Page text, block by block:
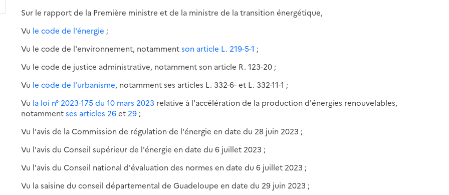
Sur le rapport de la Première ministre et de la ministre de la transition énergétique,
Vu le code de l'énergie ;
Vu le code de l'environnement, notammentson article L. 219-5-1 ;
Vu le code de justice administrative, notamment son article R. 123-20 ;
Vu le code de l'urbanisme, notamment ses articles L. 332-6- et L. 332-11-1 ;
Vu la loi n° 2023-175 du 10 mars 2023 relative à l'accélération de la production d'énergies renouvelables,
notammentses articles 26et 29 ;
Vu l'avis de la Commission de régulation de l'énergie en date du 28 juin 2023 ;
Vu l'avis du Conseil supérieur de l'énergie en date du 6 juillet 2023 ;
Vu l'avis du Conseil national d'évaluation des normes en date du 6 juillet 2023 ;
Vu la saisine du conseil départemental de Guadeloupe en date du 29 juin 2023 ;